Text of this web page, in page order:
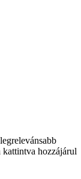
hozzájárul